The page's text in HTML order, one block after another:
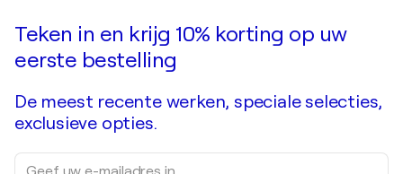
Teken in en krijg 10% korting op uw
eerste bestelling
De meest recente werken, speciale selecties,
exclusieve opties.